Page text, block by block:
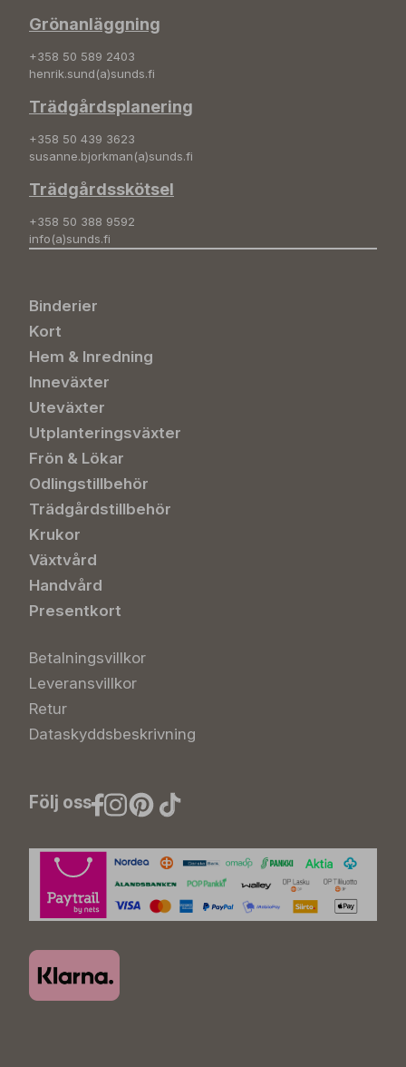
Grönanläggning
+358 50 589 2403
henrik.sund(a)sunds.fi
Trädgårdsplanering
+358 50 439 3623
susanne.bjorkman(a)sunds.fi
Trädgårdsskötsel
+358 50 388 9592
info(a)sunds.fi
Binderier
Kort
Hem & Inredning
Inneväxter
Uteväxter
Utplanteringsväxter
Frön & Lökar
Odlingstillbehör
Trädgårdstillbehör
Krukor
Växtvård
Handvård
Presentkort
Betalningsvillkor
Leveransvillkor
Retur
Dataskyddsbeskrivning
Följ oss